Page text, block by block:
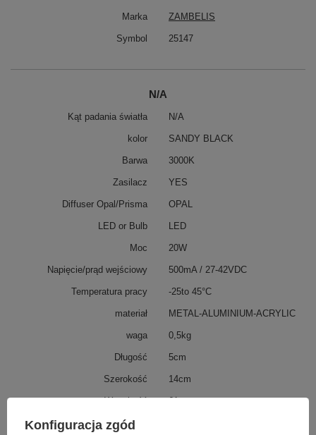
Marka ZAMBELIS
Symbol 25147
N/A
Kąt padania światła N/A
kolor SANDY BLACK
Barwa 3000K
Zasilacz YES
Diffuser Opal/Prisma OPAL
LED or Bulb LED
Moc 20W
Napięcie/prąd wejściowy 500mA / 27-42VDC
Temperatura pracy -25to 45°C
materiał METAL-ALUMINIUM-ACRYLIC
waga 0,5kg
Długość 5cm
Szerokość 14cm
Wysokość 61cm
Konfiguracja zgód